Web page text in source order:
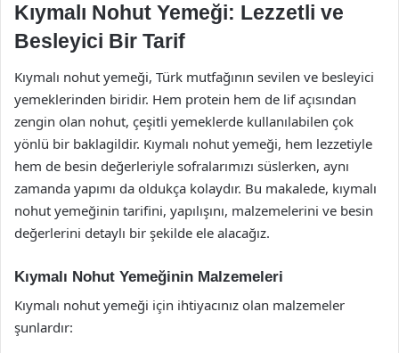
Kıymalı Nohut Yemeği: Lezzetli ve
Besleyici Bir Tarif
Kıymalı nohut yemeği, Türk mutfağının sevilen ve besleyici
yemeklerinden biridir. Hem protein hem de lif açısından
zengin olan nohut, çeşitli yemeklerde kullanılabilen çok
yönlü bir baklagildir. Kıymalı nohut yemeği, hem lezzetiyle
hem de besin değerleriyle sofralarımızı süslerken, aynı
zamanda yapımı da oldukça kolaydır. Bu makalede, kıymalı
nohut yemeğinin tarifini, yapılışını, malzemelerini ve besin
değerlerini detaylı bir şekilde ele alacağız.
Kıymalı Nohut Yemeğinin Malzemeleri
Kıymalı nohut yemeği için ihtiyacınız olan malzemeler
şunlardır: